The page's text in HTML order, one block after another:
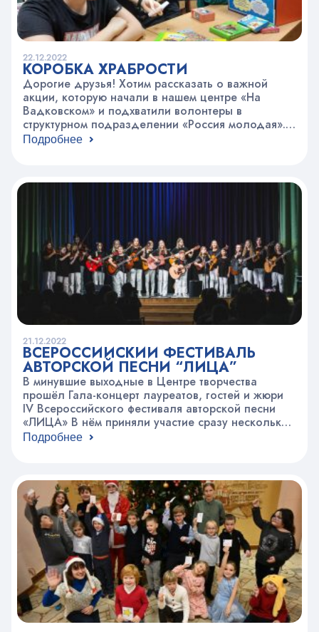
22.12.2022
КОРОБКА ХРАБРОСТИ
Дорогие друзья! Хотим рассказать о важной
акции, которую начали в нашем центре «На
Вадковском» и подхватили волонтеры в
структурном подразделении «Россия молодая».
Коробка храбрости – благотворительная акция
Морозовской больницы. Мы оформили коробки,
разместили объявления на инфостендах,
рассказали об акции в объединениях, и уже
принесли первые игрушки,…
Подробнее
21.12.2022
ВСЕРОССИЙСКИЙ ФЕСТИВАЛЬ
АВТОРСКОЙ ПЕСНИ “ЛИЦА”
В минувшие выходные в Центре творчества
прошёл Гала-концерт лауреатов, гостей и жюри
IV Всероссийского фестиваля авторской песни
«ЛИЦА» В нём приняли участие сразу несколько
городов: Екатеринбург, Тверь, Москва, Санкт-
снегопад, зрители фестиваля приехали к нам,
чтобы увидеть новые ЛИЦА и послушать новые
голоса Лауреатов I степени…
Подробнее